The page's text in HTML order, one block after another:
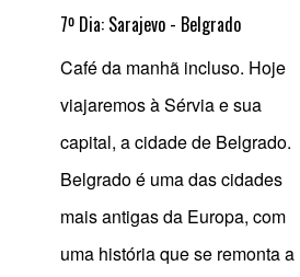
7º Dia: Sarajevo - Belgrado
Café da manhã incluso. Hoje
viajaremos à Sérvia e sua
capital, a cidade de Belgrado.
Belgrado é uma das cidades
mais antigas da Europa, com
uma história que se remonta a